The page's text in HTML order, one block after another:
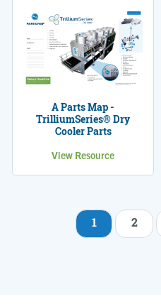
A Parts Map -
TrilliumSeries® Dry
Cooler Parts
View Resource
1 2